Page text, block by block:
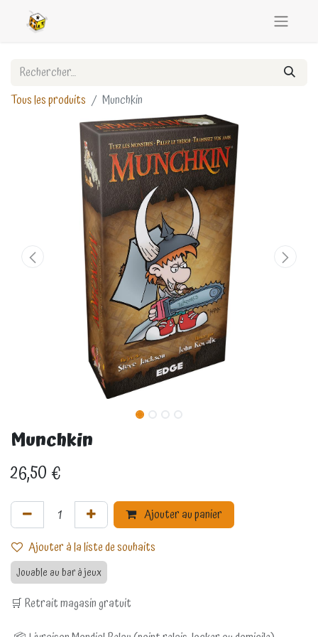
Tous les produits Munchkin
Munchkin
26,50€
Ajouter au panier
Ajouter à la liste de souhaits
Jouable au bar à jeux
🛒 Retrait magasin gratuit